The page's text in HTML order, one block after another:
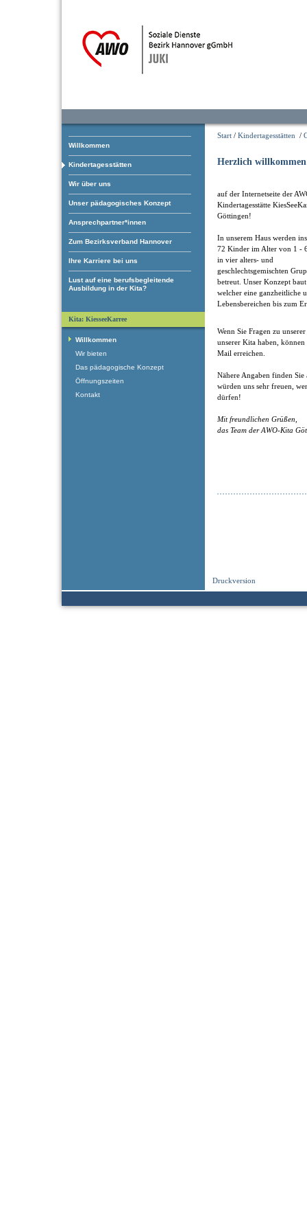
Willkommen
Kindertagesstätten
Wir über uns
Unser pädagogisches Konzept
Ansprechpartner*innen
Zum Bezirksverband Hannover
Ihre Karriere bei uns
Lust auf eine berufsbegleitende
Ausbildung in der Kita?
Start / Kindertagesstätten /
Herzlich willkommen
auf der Internetseite der
Kindertagesstätte
Göttingen!
In unserem Haus werden
72 Kinder im Alter von 1 -
in vier alters- und
geschlechtsgemischten
betreut. Unser Konzept
welcher eine ganzheitliche
Lebensbereichen bis zum
Wenn Sie Fragen zu
unserer Kita haben,
Mail erreichen.
Nähere Angaben finden
würden uns sehr freuen,
dürfen!
Mit freundlichen Grüßen,
das Team der AWO-Kita
Druckversion
Kita: KiesseeKarree
Willkommen
Wir bieten
Das pädagogische Konzept
Öffnungszeiten
Kontakt